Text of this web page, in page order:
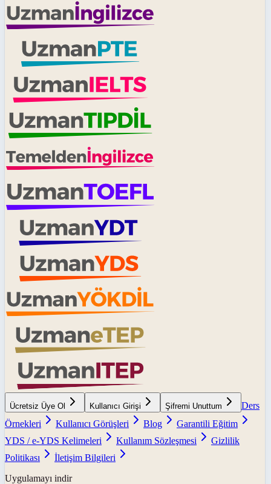
Ücretsiz Üye Ol Kullanıcı Girişi Şifremi Unuttum
Ders
Örnekleri
Kullanıcı Görüşleri Blog
Garantili Eğitim
YDS / e-YDS Kelimeleri
Kullanım Sözleşmesi
Gizlilik
Politikası
İletişim Bilgileri
Uygulamayı indir